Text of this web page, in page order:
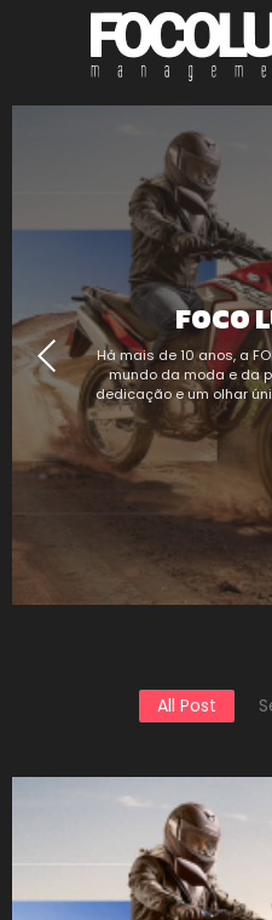
FOCO
Há mais de 10 anos, a
mundo da moda e da
dedicação e um olhar
All Post